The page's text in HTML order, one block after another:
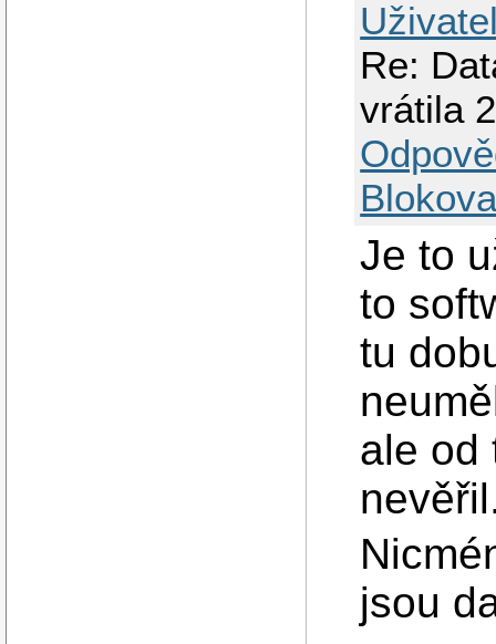
Re:
vrátila
Je to
to
tu
ale od
jsou